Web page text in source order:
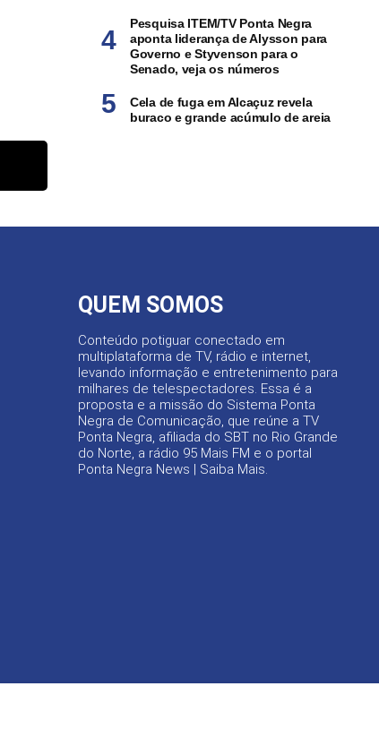
Pesquisa ITEM/TV Ponta Negra
aponta liderança de Alysson para
Governo e Styvenson para o
Senado, veja os números
Cela de fuga em Alcaçuz revela
buraco e grande acúmulo de areia
QUEM SOMOS
Conteúdo potiguar conectado em
multiplataforma de TV, rádio e internet,
levando informação e entretenimento para
milhares de telespectadores. Essa é a
proposta e a missão do Sistema Ponta
Negra de Comunicação, que reúne a TV
Ponta Negra, afiliada do SBT no Rio Grande
do Norte, a rádio 95 Mais FM e o portal
Ponta Negra News | Saiba Mais.